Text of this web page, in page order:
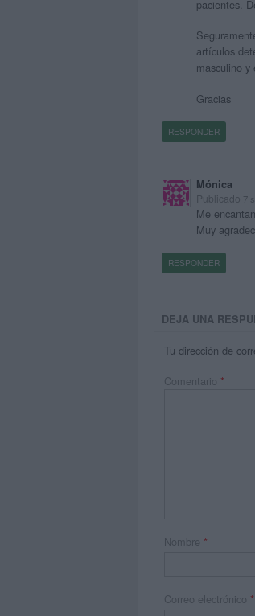
pacientes.
artículos
masculino y
Gracias
RESPONDER
Mónica
Publicado 7
Me
Muy
RESPONDER
DEJA UNA
Tu dirección de
Comentario *
Nombre *
Correo electrónico *